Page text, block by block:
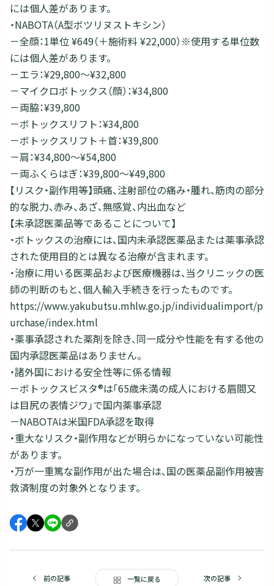
には個人差があります。
・NABOTA（A型ボツリヌストキシン）
－全顔：1単位 ¥649（＋施術料 ¥22,000）※使用する単位数
には個人差があります。
－エラ：¥29,800～¥32,800
－マイクロボトックス（顔）：¥34,800
－両脇：¥39,800
－ボトックスリフト：¥34,800
－ボトックスリフト＋首：¥39,800
－肩：¥34,800～¥54,800
－両ふくらはぎ：¥39,800～¥49,800
【リスク・副作用等】頭痛、注射部位の痛み・腫れ、筋肉の部分
的な脱力、赤み、あざ、無感覚、内出血など
【未承認医薬品等であることについて】
・ボトックスの治療には、国内未承認医薬品または薬事承認
された使用目的とは異なる治療が含まれます。
・治療に用いる医薬品および医療機器は、当クリニックの医
師の判断のもと、個人輸入手続きを行ったものです。
https://www.yakubutsu.mhlw.go.jp/individualimport/p
urchase/index.html
・薬事承認された薬剤を除き、同一成分や性能を有する他の
国内承認医薬品はありません。
・諸外国における安全性等に係る情報
－ボトックスビスタ®は「65歳未満の成人における眉間又
は目尻の表情ジワ」で国内薬事承認
－NABOTAは米国FDA承認を取得
・重大なリスク・副作用などが明らかになっていない可能性
があります。
・万が一重篤な副作用が出た場合は、国の医薬品副作用被害
救済制度の対象外となります。
前の記事 一覧に戻る 次の記事